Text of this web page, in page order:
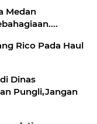
Medan
Rico Pada Haul
Dinas
Pungli,Jangan